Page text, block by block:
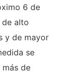
6 de
de alto
y de mayor
se
más de